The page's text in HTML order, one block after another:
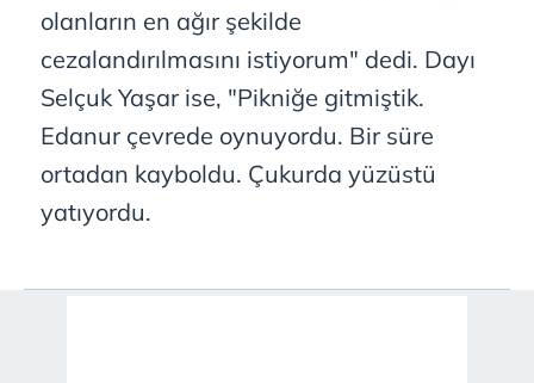
olanların en ağır şekilde
cezalandırılmasını istiyorum" dedi. Dayı
Selçuk Yaşar ise, "Pikniğe gitmiştik.
Edanur çevrede oynuyordu. Bir süre
ortadan kayboldu. Çukurda yüzüstü
yatıyordu.